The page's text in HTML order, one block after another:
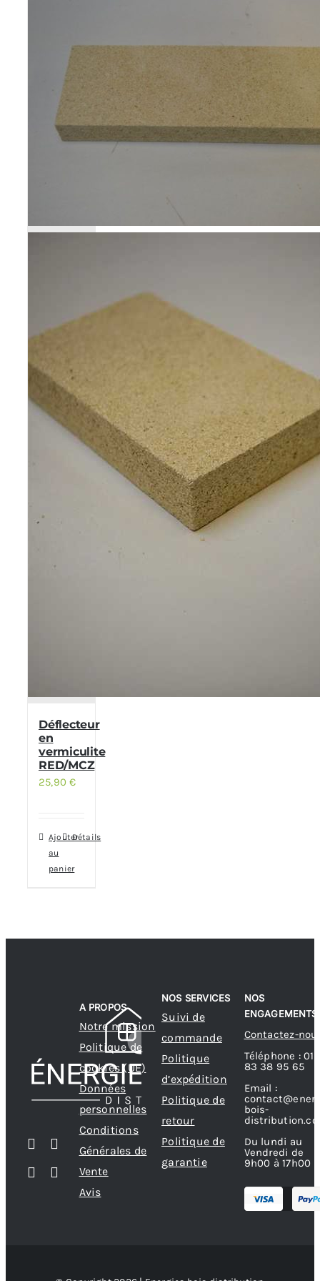
Conduit de fumées
Déflecteur
en
vermiculite
RED/MCZ
25,90€
Ajouter
au
panier
Détails
A PROPOS
Notre mission
Politique de
cookies (UE)
Données
personnelles
Conditions
Générales de
Vente
Avis
NOS SERVICES
Suivi de
commande
Politique
d’expédition
Politique de
retour
Politique de
garantie
NOS
ENGAGEMENTS
Contactez-
Téléphone : 01
83 38 95 65
Email :
bois-
Du lundi au
Vendredi de
9h00 à 17h00